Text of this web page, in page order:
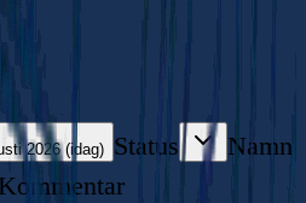
2026 (idag) Status
Namn
Kommentar